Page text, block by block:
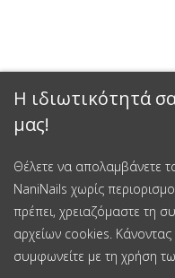
Η ιδιωτικότητά
μας!
Θέλετε να απολαμβάνετε
NaniNails χωρίς
πρέπει, χρειαζόμαστε τη
αρχείων cookies.
συμφωνείτε με τη χρήση